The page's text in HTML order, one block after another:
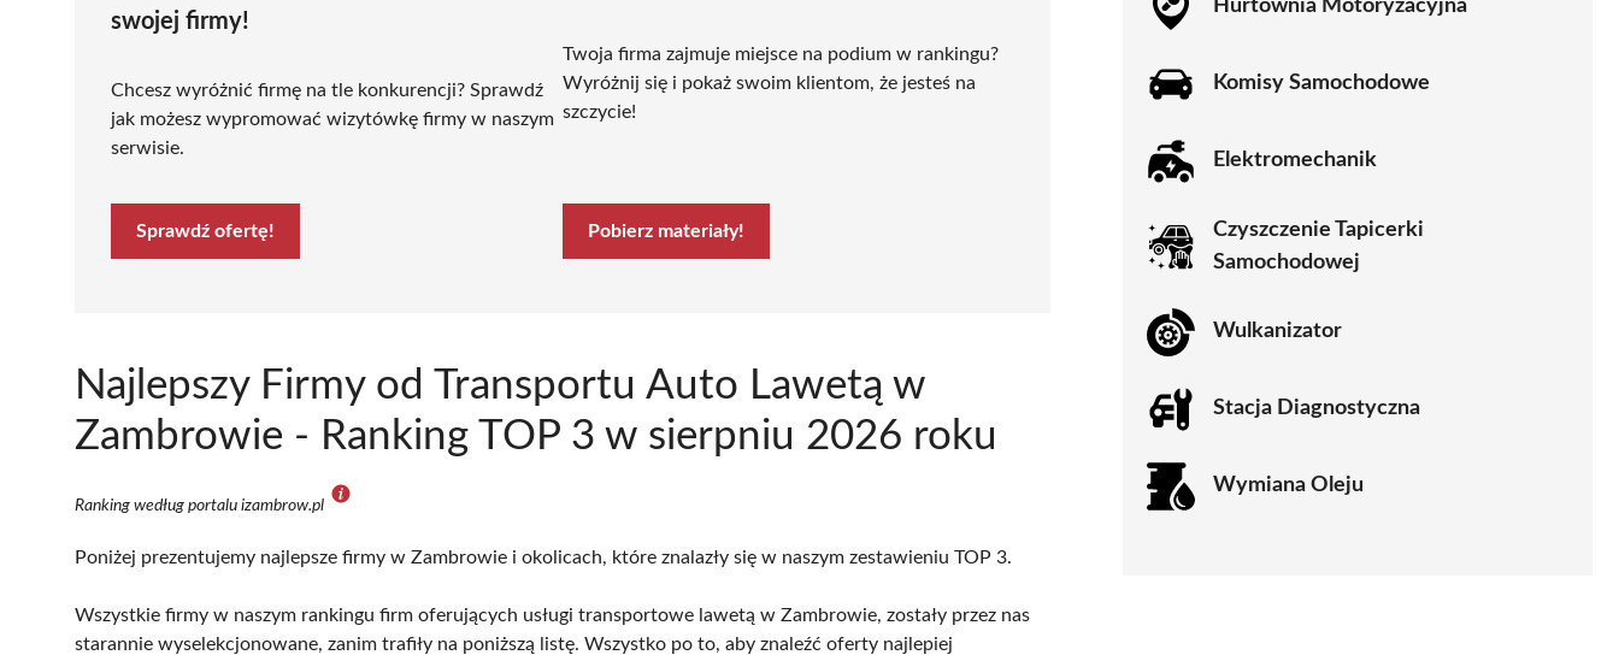
swojej firmy!
Chcesz wyróżnić firmę na tle konkurencji? Sprawdź
jak możesz wypromować wizytówkę firmy w naszym
serwisie.
Sprawdź ofertę!
Twoja firma zajmuje miejsce na podium w rankingu?
Wyróżnij się i pokaż swoim klientom, że jesteś na
szczycie!
Pobierz materiały!
Najlepszy Firmy od Transportu Auto Lawetą w
Zambrowie - Ranking TOP 3 w sierpniu 2026 roku
Ranking według portalu izambrow.pl
Poniżej prezentujemy najlepsze firmy w Zambrowie i okolicach, które znalazły się w naszym zestawieniu TOP 3.
Wszystkie firmy w naszym rankingu firm oferujących usługi transportowe lawetą w Zambrowie, zostały przez nas
starannie wyselekcjonowane, zanim trafiły na poniższą listę. Wszystko po to, aby znaleźć oferty najlepiej
Hurtownia Motoryzacyjna
Komisy Samochodowe
Elektromechanik
Czyszczenie Tapicerki
Samochodowej
Wulkanizator
Stacja Diagnostyczna
Wymiana Oleju